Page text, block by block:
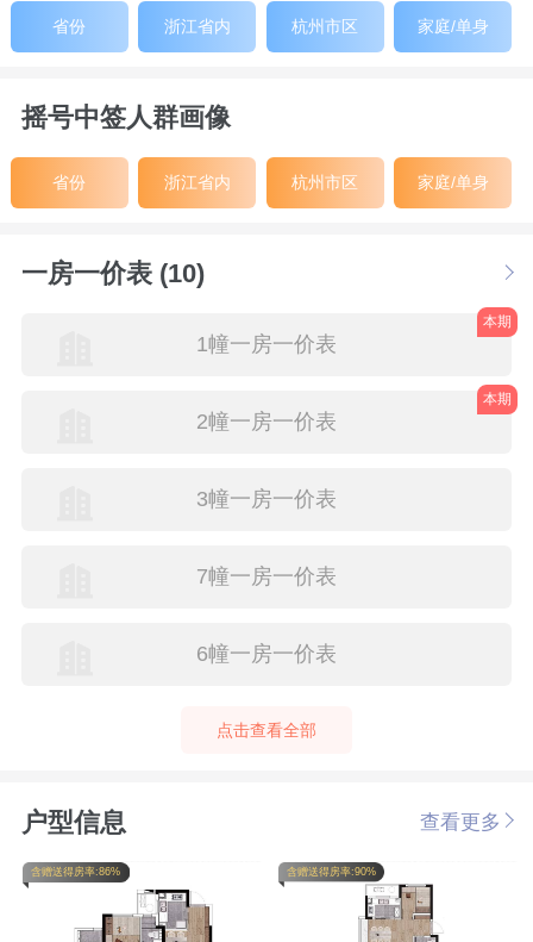
省份 浙江省内 杭州市区 家庭/单身
摇号中签人群画像
省份 浙江省内 杭州市区 家庭/单身
一房一价表 (10)
1幢一房一价表
本期
2幢一房一价表
本期
3幢一房一价表
7幢一房一价表
6幢一房一价表
点击查看全部
户型信息 查看更多
含赠送得房率:86% 含赠送得房率:90%